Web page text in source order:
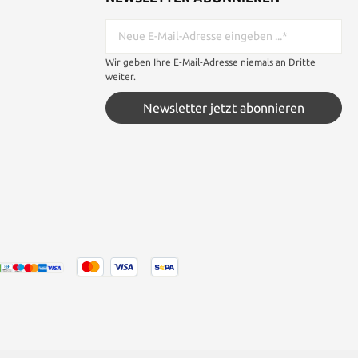
Wir geben Ihre E-Mail-Adresse niemals an Dritte
weiter.
Newsletter jetzt abonnieren